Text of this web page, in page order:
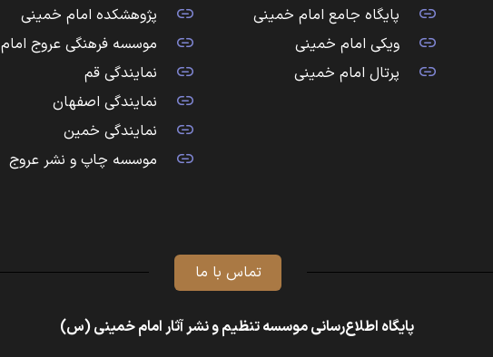
پایگاه جامع امام خمینی
ویکی امام خمینی
پرتال امام خمینی
پژوهشکده امام خمینی
موسسه فرهنگی عروج امام
نمایندگی قم
نمایندگی اصفهان
نمایندگی خمین
موسسه چاپ و نشر عروج
تماس با ما
پایگاه اطلاع‌رسانی موسسه تنظیم و نشر آثار امام خمینی (س)